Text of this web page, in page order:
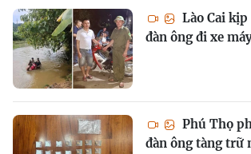
Lào Cai
đàn ông đi xe
Phú Thọ
đàn ông tàng trữ